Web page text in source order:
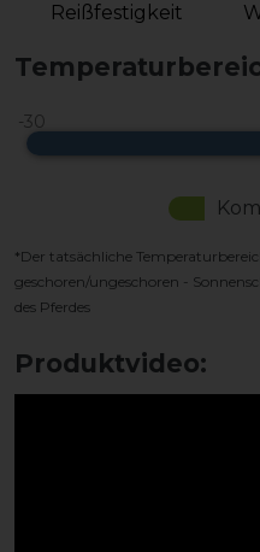
Reißfestigkeit
*Der tatsächliche
geschoren/ungeschoren -
des Pferdes
Produktvideo: